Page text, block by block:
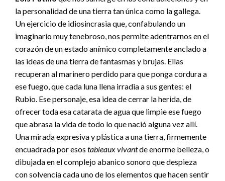
la personalidad de una tierra tan única como la gallega.
Un ejercicio de idiosincrasia que, confabulando un
imaginario muy tenebroso, nos permite adentrarnos en el
corazón de un estado anímico completamente anclado a
las ideas de una tierra de fantasmas y brujas. Ellas
recuperan al marinero perdido para que ponga cordura a
ese fuego, que cada luna llena irradia a sus gentes: el
Rubio. Ese personaje, esa idea de cerrar la herida, de
ofrecer toda esa catarata de agua que limpie ese fuego
que abrasa la vida de todo lo que nació alguna vez allí.
Una mirada expresiva y plástica a una tierra, firmemente
encuadrada por esos tableaux vivantde enorme belleza, o
dibujada en el complejo abanico sonoro que despieza
con solvencia cada uno de los elementos que hacen sentir